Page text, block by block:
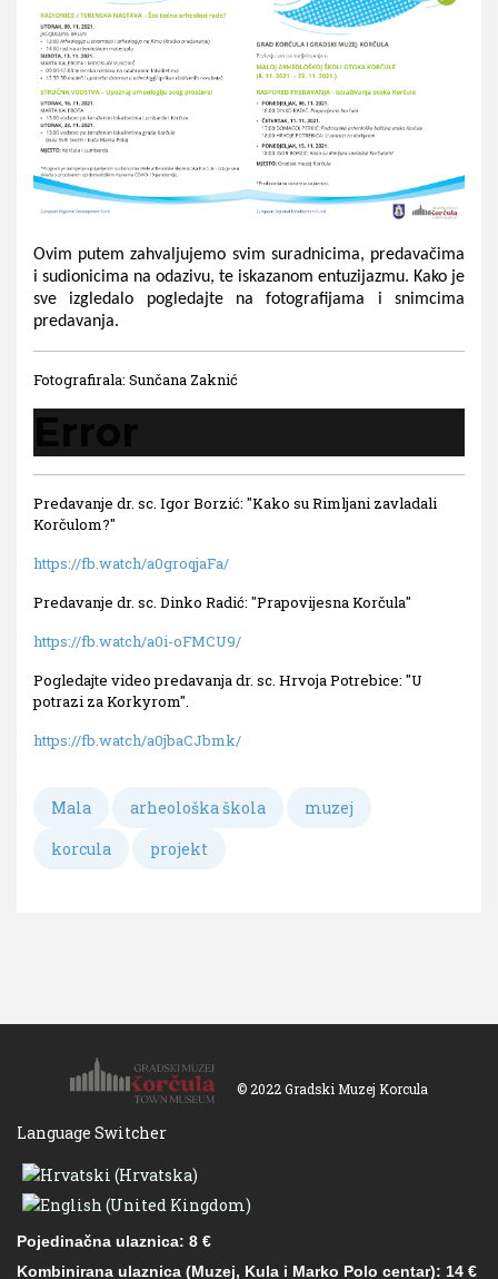
Ovim putem zahvaljujemo svim suradnicima, predavačima
i sudionicima na odazivu, te iskazanom entuzijazmu. Kako je
sve izgledalo pogledajte na fotografijama i snimcima
predavanja.
Fotografirala: Sunčana Zaknić
Predavanje dr. sc. Igor Borzić: ''Kako su Rimljani zavladali
Korčulom?''
https://fb.watch/a0groqjaFa/
Predavanje dr. sc. Dinko Radić: ''Prapovijesna Korčula''
https://fb.watch/a0i-oFMCU9/
Pogledajte video predavanja dr. sc. Hrvoja Potrebice: ''U
potrazi za Korkyrom''.
https://fb.watch/a0jbaCJbmk/
Mala arheološka škola
muzej
korcula
projekt
© 2022 Gradski Muzej Korcula
Language Switcher
Pojedinačna ulaznica: 8 €
Kombinirana ulaznica (Muzej, Kula i Marko Polo centar): 14 €